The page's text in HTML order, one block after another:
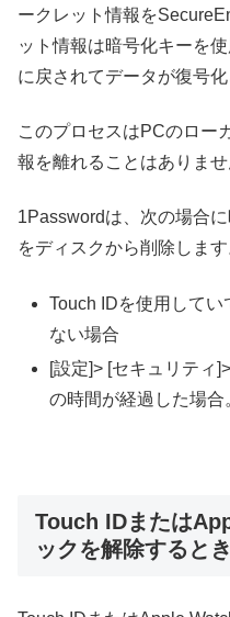
ークレット情報を
ット情報は暗号化キーを
に戻されてデータが復号化
このプロセスはPCのロー
報を離れることはありませ
1Passwordは、次の場合
をディスクから削除します
Touch IDを使用して
ない場合
[設定]> [セキュリティ
の時間が経過した場合
Touch IDまたは
ックを解除すると